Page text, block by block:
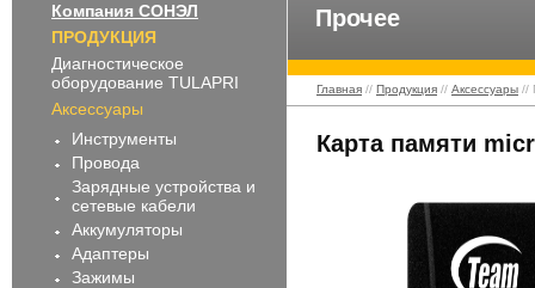
Компания СОНЭЛ
ПРОДУКЦИЯ
Диагностическое
оборудование TULAPRI
Аксессуары
Инструменты
Провода
Зарядные устройства и
сетевые кабели
Аккумуляторы
Адаптеры
Зажимы
Прочее
Главная // Продукция // Аксессуары //
Карта памяти